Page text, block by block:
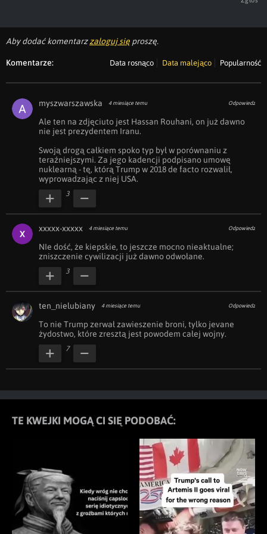
Aby dodać komentarzzaloguj się proszę.
Komentarze: Data rosnąco Data malejąco Popularność
myszwarszawska 4 miesiące temu Odpowiedz
Ale ten na zdjęciuto jest Hassan Rouhani, on już dawno
nie jest prezydentem Iranu.
Swoją drogą całkiem spoko typ był w porównaniu z
teraźniejszymi. Za jego kadencji podpisano umowę
nuklearną - tę, którą Trump w 2018 de facto rozwalił,
wyprowadzając z niej USA.
3
xxxxx-xxxxx 4 miesiące temu Odpowiedz
NIe dość, że kiepskie, to jeszcze mocno nieaktualne;
zniszczenie cywilizacji już dawno odwołane.
3
ten_nielubiany 4 miesiące temu Odpowiedz
To nie Trump zerwał zawieszenie broni, tylko jevane
żydostwo, które zresztą jest powodem całej wojny.
7
TE KWEJKI MOGĄ CI SIĘ PODOBAĆ: